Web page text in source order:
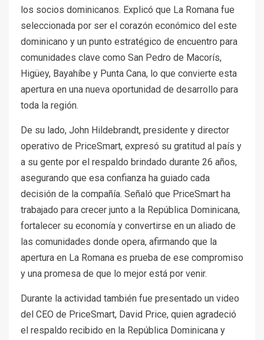
los socios dominicanos. Explicó que La Romana fue
seleccionada por ser el corazón económico del este
dominicano y un punto estratégico de encuentro para
comunidades clave como San Pedro de Macorís,
Higüey, Bayahíbe y Punta Cana, lo que convierte esta
apertura en una nueva oportunidad de desarrollo para
toda la región.
De su lado, John Hildebrandt, presidente y director
operativo de PriceSmart, expresó su gratitud al país y
a su gente por el respaldo brindado durante 26 años,
asegurando que esa confianza ha guiado cada
decisión de la compañía. Señaló que PriceSmart ha
trabajado para crecer junto a la República Dominicana,
fortalecer su economía y convertirse en un aliado de
las comunidades donde opera, afirmando que la
apertura en La Romana es prueba de ese compromiso
y una promesa de que lo mejor está por venir.
Durante la actividad también fue presentado un video
del CEO de PriceSmart, David Price, quien agradeció
el respaldo recibido en la República Dominicana y